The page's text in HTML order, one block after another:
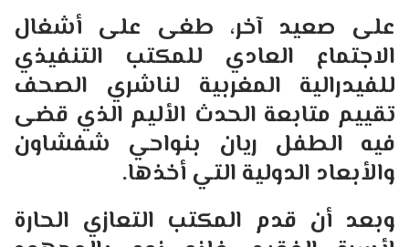
على صعيد آخر، طغى على أشغال
الاجتماع العادي للمكتب التنفيذي
للفيدرالية المغربية لناشري الصحف
تقييم متابعة الحدث الأليم الذي قضى
فيه الطفل ريان بنواحي شفشاون
والأبعاد الدولية التي أخذها.
وبعد أن قدم المكتب التعازي الحارة